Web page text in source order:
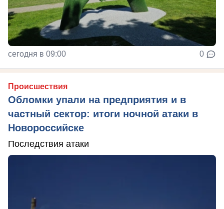
сегодня в 09:00 0
Происшествия
Обломки упали на предприятия и в
частный сектор: итоги ночной атаки в
Новороссийске
Последствия атаки